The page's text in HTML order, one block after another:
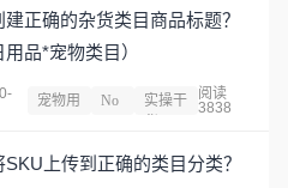
建正确的杂货类目商品标题？
用品*宠物类目）
宠物用
No
实操干
阅读
3838
SKU上传到正确的类目分类？